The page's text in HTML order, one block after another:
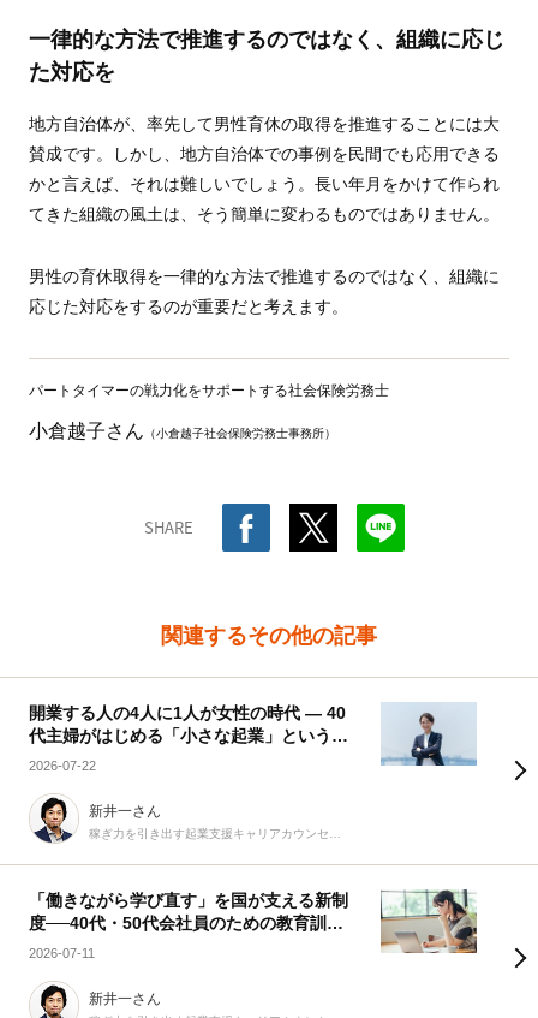
一律的な方法で推進するのではなく、組織に応じ
た対応を
地方自治体が、率先して男性育休の取得を推進することには大
賛成です。しかし、地方自治体での事例を民間でも応用できる
かと言えば、それは難しいでしょう。長い年月をかけて作られ
てきた組織の風土は、そう簡単に変わるものではありません。
男性の育休取得を一律的な方法で推進するのではなく、組織に
応じた対応をするのが重要だと考えます。
パートタイマーの戦力化をサポートする社会保険労務士
小倉越子さん （小倉越子社会保険労務士事務所）
SHARE
関連するその他の記事
開業する人の4人に1人が女性の時代 ― 40
代主婦がはじめる「小さな起業」という選
択
2026-07-22
新井一さん
「働きながら学び直す」を国が支える新制
度──40代・50代会社員のための教育訓練
休暇給付金
2026-07-11
新井一さん